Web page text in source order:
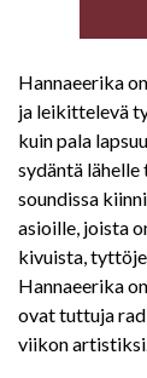
Hannaeerika
ja leikittelevä
kuin pala
sydäntä
soundissa
asioille, joista
kivuista,
Hannaeerika
ovat tuttuja
viikon artistiksi.